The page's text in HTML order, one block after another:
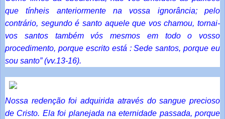
que tínheis anteriormente na vossa ignorância; pelo
contrário, segundo é santo aquele que vos chamou, tornai-
vos santos também vós mesmos em todo o vosso
procedimento, porque escrito está : Sede santos, porque eu
sou santo” (vv.13-16).
Nossa redenção foi adquirida através do sangue precioso
de Cristo. Ela foi planejada na eternidade passada, porque